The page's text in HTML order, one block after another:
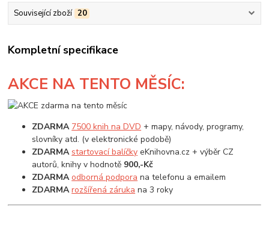
Související zboží 20
Kompletní specifikace
AKCE NA TENTO MĚSÍC:
ZDARMA 7500 knih na DVD + mapy, návody, programy,
slovníky atd. (v elektronické podobě)
ZDARMA startovací balíčky eKnihovna.cz + výběr CZ
autorů, knihy v hodnotě 900,-Kč
ZDARMA odborná podpora na telefonu a emailem
ZDARMA rozšířená záruka na 3 roky